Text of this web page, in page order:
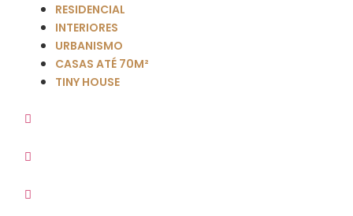
RESIDENCIAL
INTERIORES
URBANISMO
CASAS ATÉ 70M²
TINY HOUSE